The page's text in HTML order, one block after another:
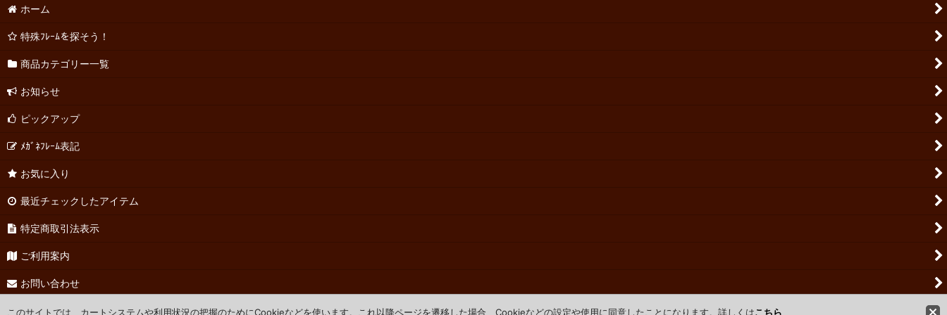
ホーム
特殊ﾌﾚｰﾑを探そう！
商品カテゴリー一覧
お知らせ
ピックアップ
ﾒｶﾞﾈﾌﾚｰﾑ表記
お気に入り
最近チェックしたアイテム
特定商取引法表示
ご利用案内
お問い合わせ
このサイトでは、カートシステムや利用状況の把握のためにCookieなどを使います。これ以降ページを遷移した場合、Cookieなどの設定や使用に同意したことになります。詳しくはこちら